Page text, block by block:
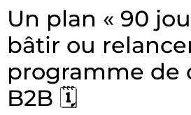
Un plan « 90
bâtir ou
programme de
B2B 🗓️